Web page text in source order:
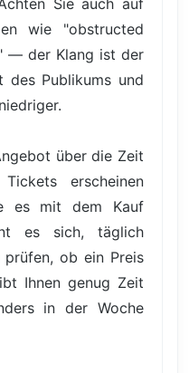
wie "obstructed
— der Klang ist der
des Publikums und
über die Zeit
erscheinen
es mit dem Kauf
es sich, täglich
ob ein Preis
Ihnen genug Zeit
in der Woche